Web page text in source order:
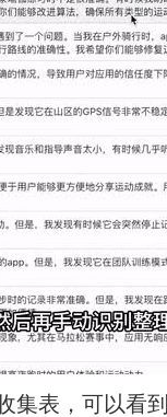
集表，可以看